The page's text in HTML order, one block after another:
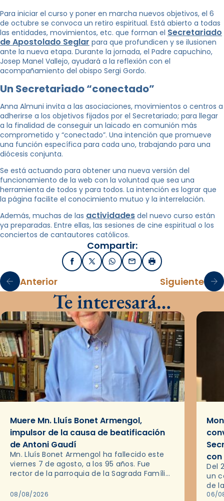
Para iniciar el curso y poner en marcha nuevos objetivos, el 6
de octubre se convoca un retiro espiritual. Está abierto a todas
las entidades, movimientos, etc. que forman el Secretariado
de Apostolado Seglar para que profundicen y se ilusionen
ante la nueva etapa. Durante la jornada, el Padre capuchino,
Josep Manel Vallejo, ayudará a la reflexión con el
acompañamiento del obispo Sergi Gordo.
Un Secretariado “conectado”
Anna Almuni invita a las asociaciones, movimientos o centros a
adherirse a los objetivos fijados por el Secretariado; para llegar
a la finalidad de conseguir un laicado en comunión más
comprometido y “conectado”. Una intención que promueve
una función específica para cada uno, trabajando para una
diócesis conjunta.
Se está actuando para obtener una nueva versión del
funcionamiento de la web con la voluntad que sea una
herramienta de todos y para todos. La intención es lograr que
la página facilite el conocimiento mutuo y la interrelación.
Además, muchas de las actividades del nuevo curso están
ya preparadas. Entre ellas, las sesiones de cine espiritual o los
conciertos de cantautores católicos.
Compartir:
FacebookX / TwitterWhatsApp
EmailImprimir
Anterior Siguiente
Te interesará…
Muere Mn. Lluís Bonet Armengol,
impulsor de la causa de beatificación
de Antoni Gaudí
Mn. Lluís Bonet Armengol ha fallecido este
viernes 7 de agosto, a los 95 años. Fue
rector de la parroquia de la Sagrada Família
08/08/2026
Del
un
de
en
06/